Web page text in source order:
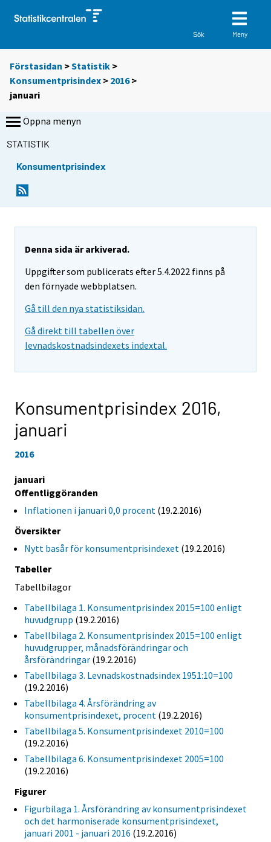
Sök Meny
Förstasidan >Statistik >
Konsumentprisindex > 2016>
januari
Öppna menyn
STATISTIK
Konsumentprisindex
Denna sida är arkiverad.
Uppgifter som publicerats efter 5.4.2022 finns på
den förnyade webbplatsen.
Gå till den nya statistiksidan.
Gå direkt till tabellen över
levnadskostnadsindexets indextal.
Konsumentprisindex 2016,
januari
2016
januari
Offentliggöranden
Inflationen i januari 0,0 procent (19.2.2016)
Översikter
Nytt basår för konsumentprisindexet (19.2.2016)
Tabeller
Tabellbilagor
Tabellbilaga 1. Konsumentprisindex 2015=100 enligt
huvudgrupp (19.2.2016)
Tabellbilaga 2. Konsumentprisindex 2015=100 enligt
huvudgrupper, månadsförändringar och
årsförändringar (19.2.2016)
Tabellbilaga 3. Levnadskostnadsindex 1951:10=100
(19.2.2016)
Tabellbilaga 4. Årsförändring av
konsumentprisindexet, procent (19.2.2016)
Tabellbilaga 5. Konsumentprisindexet 2010=100
(19.2.2016)
Tabellbilaga 6. Konsumentprisindexet 2005=100
(19.2.2016)
Figurer
Figurbilaga 1. Årsförändring av konsumentprisindexet
och det harmoniserade konsumentprisindexet,
januari 2001 - januari 2016 (19.2.2016)